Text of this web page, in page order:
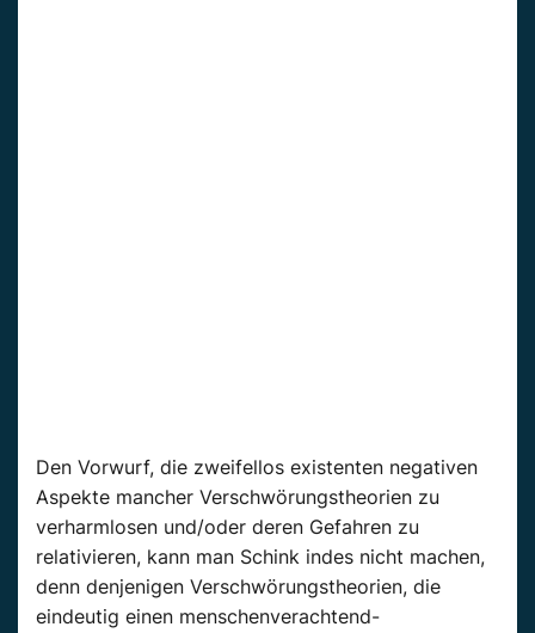
Den Vorwurf, die zweifellos existenten negativen
Aspekte mancher Verschwörungstheorien zu
verharmlosen und/oder deren Gefahren zu
relativieren, kann man Schink indes nicht machen,
denn denjenigen Verschwörungstheorien, die
eindeutig einen menschenverachtend-